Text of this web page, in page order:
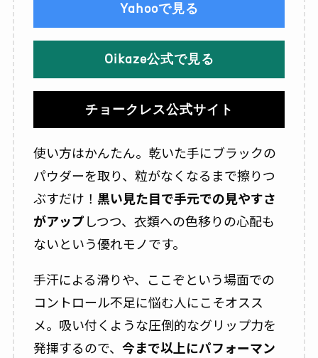
Yahooで見る
Oikaze公式で見る
チョークレス公式サイト
使い方はかんたん。乾いた手にブラックの
パウダーを取り、粒がなくなるまで擦りつ
ぶすだけ！ 黒い見た目で手元での見やすさ
がアップしつつ、衣類への色移りの心配も
ないという優れモノです。
手汗による滑りや、ここぞという場面での
コントロール不足に悩む人にこそオスス
メ。吸い付くような圧倒的なグリップ力を
発揮するので、 今まで以上にパフォーマン